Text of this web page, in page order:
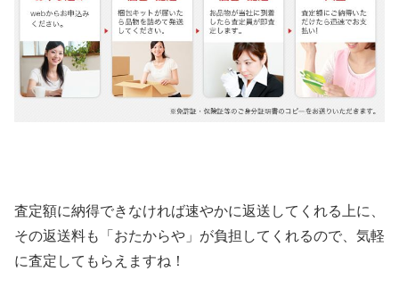
査定額に納得できなければ速やかに返送してくれる上に、
その返送料も「おたからや」が負担してくれるので、気軽
に査定してもらえますね！